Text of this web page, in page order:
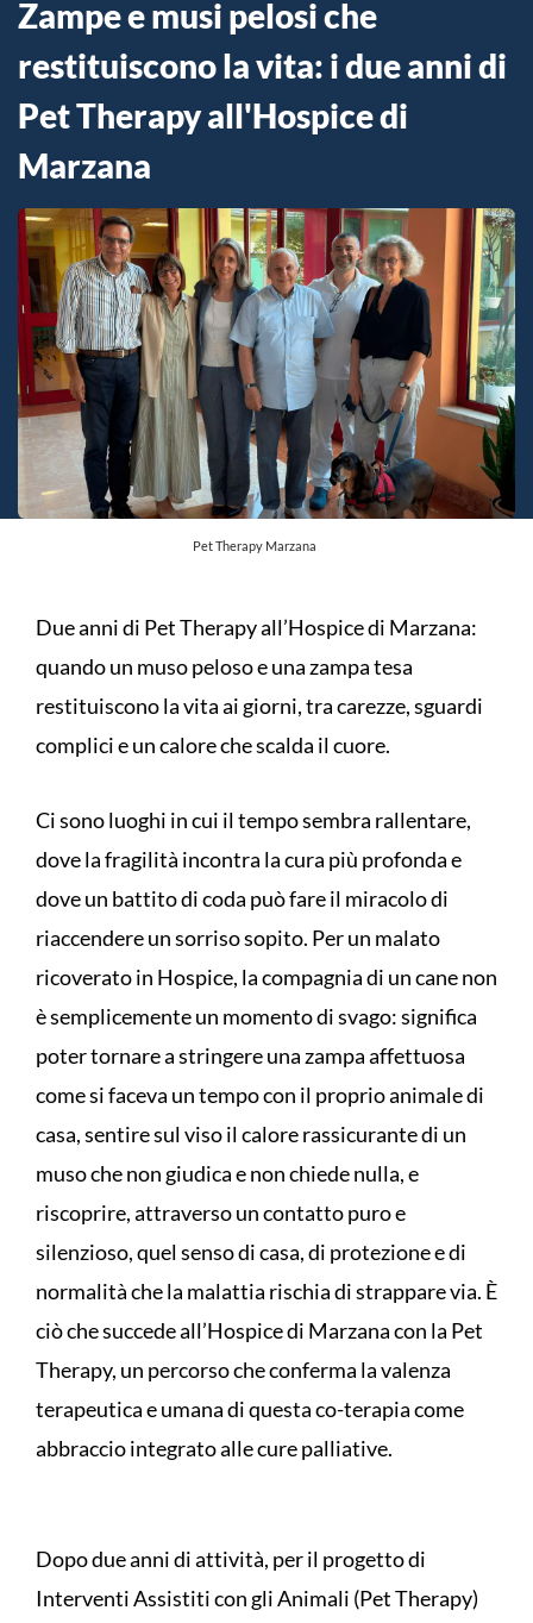
Zampe e musi pelosi che
restituiscono la vita: i due anni di
Pet Therapy all'Hospice di
Marzana
Pet Therapy Marzana
Due anni di Pet Therapy all’Hospice di Marzana:
quando un muso peloso e una zampa tesa
restituiscono la vita ai giorni, tra carezze, sguardi
complici e un calore che scalda il cuore.
Ci sono luoghi in cui il tempo sembra rallentare,
dove la fragilità incontra la cura più profonda e
dove un battito di coda può fare il miracolo di
riaccendere un sorriso sopito. Per un malato
ricoverato in Hospice, la compagnia di un cane non
è semplicemente un momento di svago: significa
poter tornare a stringere una zampa affettuosa
come si faceva un tempo con il proprio animale di
casa, sentire sul viso il calore rassicurante di un
muso che non giudica e non chiede nulla, e
riscoprire, attraverso un contatto puro e
silenzioso, quel senso di casa, di protezione e di
normalità che la malattia rischia di strappare via. È
ciò che succede all’Hospice di Marzana con la Pet
Therapy, un percorso che conferma la valenza
terapeutica e umana di questa co-terapia come
abbraccio integrato alle cure palliative.
Dopo due anni di attività, per il progetto di
Interventi Assistiti con gli Animali (Pet Therapy)